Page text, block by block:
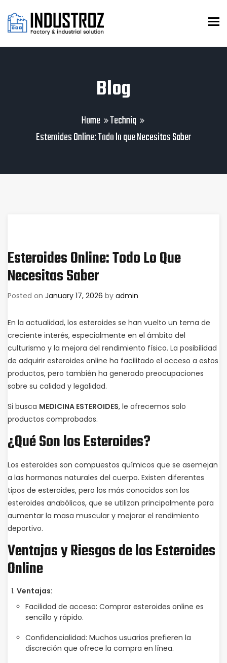
Blog
Home
Techniq
Esteroides Online: Todo lo que Necesitas Saber
Esteroides Online: Todo Lo Que
Necesitas Saber
Posted on January 17, 2026 by admin
En la actualidad, los esteroides se han vuelto un tema de
creciente interés, especialmente en el ámbito del
culturismo y la mejora del rendimiento físico. La posibilidad
de adquirir esteroides online ha facilitado el acceso a estos
productos, pero también ha generado preocupaciones
sobre su calidad y legalidad.
Si busca MEDICINA ESTEROIDES, le ofrecemos solo
productos comprobados.
¿Qué Son los Esteroides?
Los esteroides son compuestos químicos que se asemejan
a las hormonas naturales del cuerpo. Existen diferentes
tipos de esteroides, pero los más conocidos son los
esteroides anabólicos, que se utilizan principalmente para
aumentar la masa muscular y mejorar el rendimiento
deportivo.
Ventajas y Riesgos de los Esteroides
Online
Ventajas:
Facilidad de acceso: Comprar esteroides online es
sencillo y rápido.
Confidencialidad: Muchos usuarios prefieren la
discreción que ofrece la compra en línea.